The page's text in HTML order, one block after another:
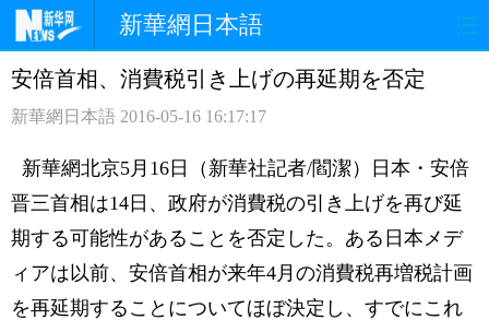
新華網日本語
ホームページ 政治 経済
観光 評論 写真
中日対訳
安倍首相、消費税引き上げの再延期を否定
新華網日本語 2016-05-16 16:17:17
新華網北京5月16日（新華社記者/閻潔）
日本・安倍
晋三首相は14日、政府が消費税の引き上げを再び延
期する可能性があることを否定した。ある日本メデ
ィアは以前、安倍首相が来年4月の消費税再増税計画
を再延期することについてほぼ決定し、すでにこれ